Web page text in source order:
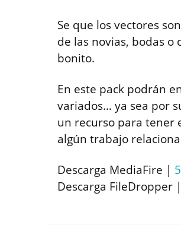
Se que los vectores
de las novias, bodas
bonito.
En este pack podrán
variados… ya sea por
un recurso para tener
algún trabajo
Descarga MediaFire |
Descarga FileDropper |